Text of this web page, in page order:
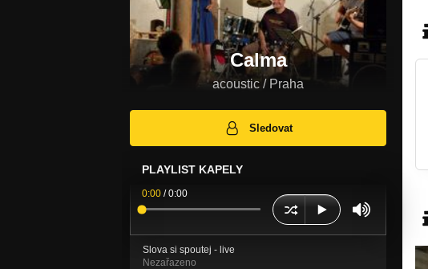
Calma
acoustic / Praha
Sledovat
PLAYLIST KAPELY
0:00 /0:00
Slova si spoutej - live
Nezařazeno